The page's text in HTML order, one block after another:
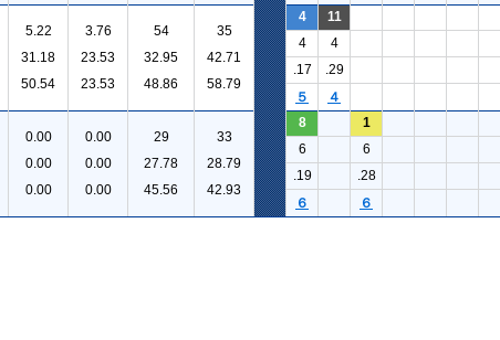
5.22
31.18
50.54
3.76
23.53
23.53
54
32.95
48.86
35
42.71
58.79
4
11
4
4
.17
.29
５
４
0.00
0.00
0.00
0.00
0.00
0.00
29
27.78
45.56
33
28.79
42.93
8 1
6
6
.19
.28
６
６